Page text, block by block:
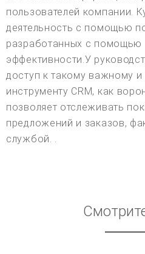
пользователей компании.
деятельность с помощью
разработанных с помощью
эффективности.У
доступ к такому важному
инструменту CRM, как
позволяет отслеживать
предложений и заказов,
службой. .